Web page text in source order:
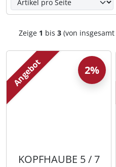
Zeige 1 bis 3(von insgesamt
Angebot
KOPFHAUBE 5 / 7
2%